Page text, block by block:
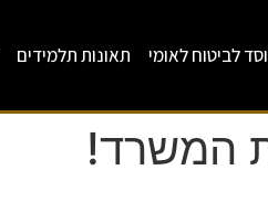
לביטוח לאומי תאונות תלמידים
המשרד!